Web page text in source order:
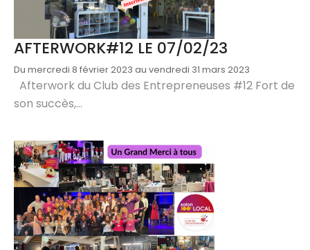
AFTERWORK#12 LE 07/02/23
Du mercredi 8 février 2023 au vendredi 31 mars 2023
Afterwork du Club des Entrepreneuses #12 Fort de
son succès,...